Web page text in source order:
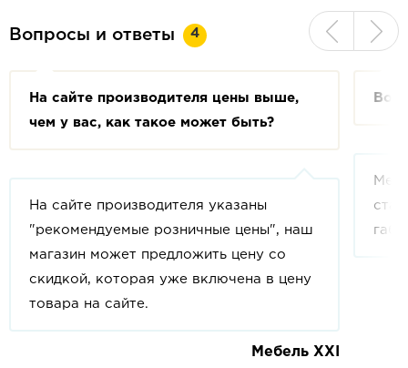
Вопросы и ответы 4
На сайте производителя цены выше,
чем у вас, как такое может быть?
На сайте производителя указаны
"рекомендуемые розничные цены", наш
магазин может предложить цену со
скидкой, которая уже включена в цену
товара на сайте.
Мебель XXI